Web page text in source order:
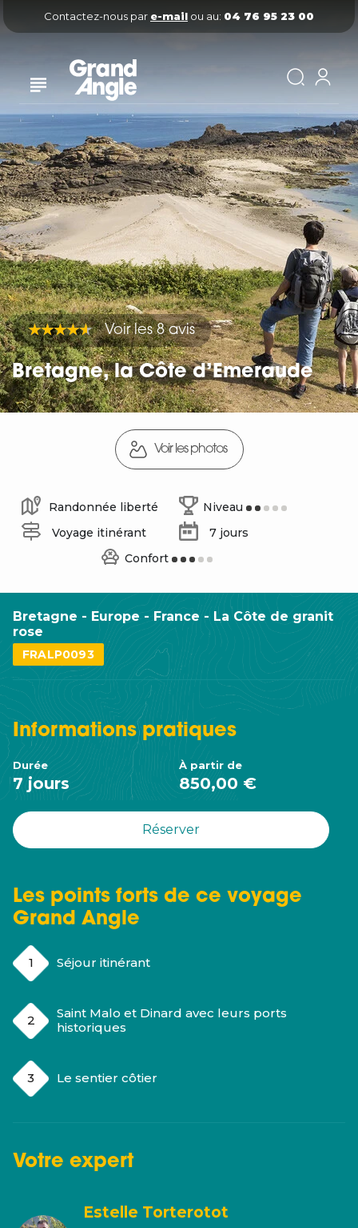
Contactez-nous par e-mail ou au: 04 76 95 23 00
Voir les 8 avis
Bretagne, la Côte d’Emeraude
Randonnée liberté
Voyage itinérant
7 jours
Niveau
Confort
Voir les photos
Bretagne - Europe - France - La Côte de granit
rose
FRALP0093
Les points forts de ce voyage
Grand Angle
Séjour itinérant
Saint Malo et Dinard avec leurs ports
historiques
Le sentier côtier
Votre expert
Estelle Torterotot
Informationspratiques
Durée
7 jours
À partir de
850,00 €
Réserver